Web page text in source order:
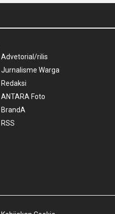
Advetorial/rilis
Jurnalisme Warga
Redaksi
ANTARA Foto
BrandA
RSS